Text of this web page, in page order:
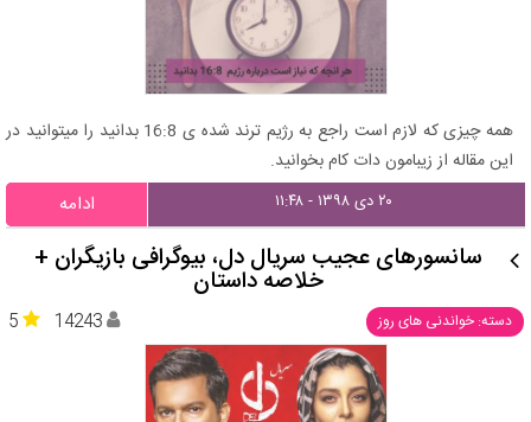
همه چیزی که لازم است راجع به رژیم ترند شده ی 16:8 بدانید را میتوانید در
این مقاله از زیبامون دات کام بخوانید.
۲۰ دی ۱۳۹۸ - ۱۱:۴۸ ادامه
سانسورهای عجیب سریال دل، بیوگرافی بازیگران +
خلاصه داستان
دسته: خواندنی های روز 5 14243